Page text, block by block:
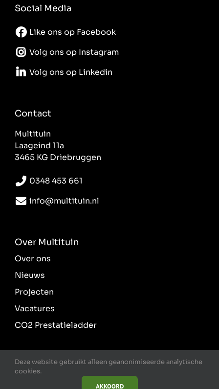
Social Media
Like ons op Facebook
Volg ons op Instagram
Volg ons op Linkedin
Contact
Multituin
Laageind 11a
3465 KG Driebruggen
0348 453 661
info@multituin.nl
Over Multituin
Over ons
Nieuws
Projecten
Vacatures
CO2 Prestatieladder
Deze website gebruikt alleen geanonimiseerde analytische
cookies.
AKKOORD